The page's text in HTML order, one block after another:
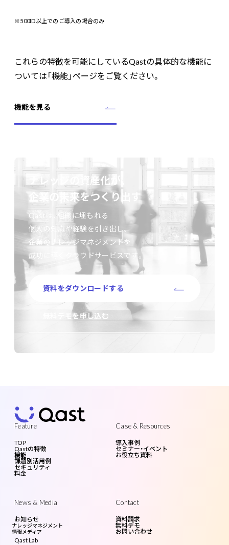
※500ID以上でのご導入の場合のみ
これらの特徴を可能にしているQastの具体的な機能に
ついては「機能」ページをご覧ください。
機能を見る
ナレッジの資産化が、
企業の未来をつくり出す
Qastは、組織に埋もれる
個人の知識や経験を引き出し、
企業のナレッジマネジメントを
成功に導くクラウドサービスです。
資料をダウンロードする
無料デモを申し込む
Feature
TOP
Qastの特徴
機能
課題別活用例
セキュリティ
料金
Case & Resources
導入事例
セミナー・イベント
お役立ち資料
News & Media
お知らせ
ナレッジマネジメント
情報メディア
Qast Lab
Contact
資料請求
無料デモ
お問い合わせ